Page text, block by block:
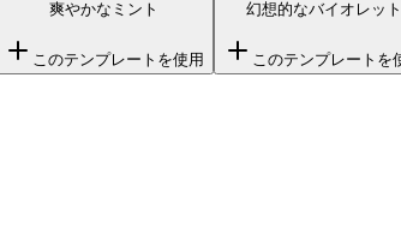
爽やかなミント
このテンプレートを使用
幻想的なバイオレット
このテンプレートを